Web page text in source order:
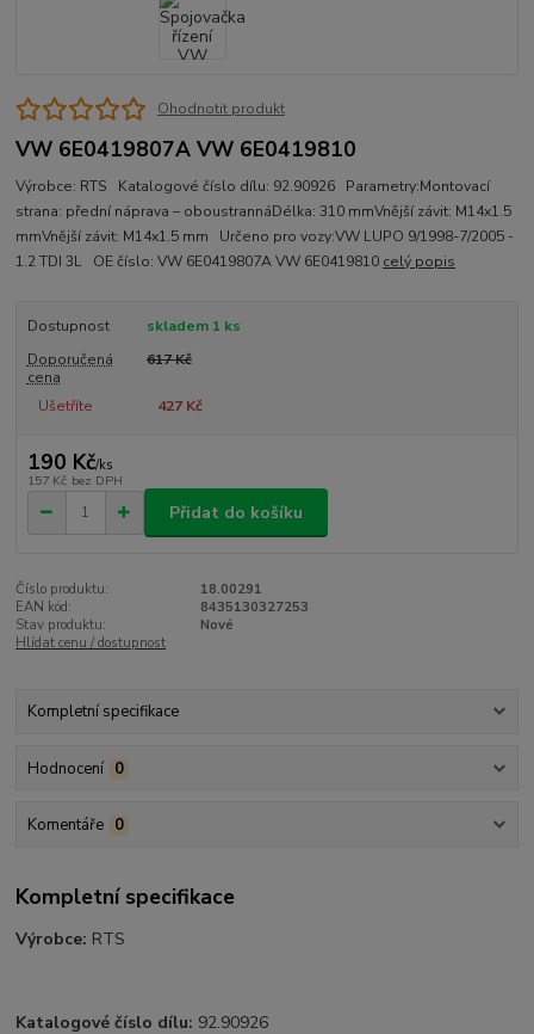
Ohodnotit produkt
VW 6E0419807A VW 6E0419810
Výrobce: RTS Katalogové číslo dílu: 92.90926 Parametry:Montovací
strana: přední náprava – oboustrannáDélka: 310 mmVnější závit: M14x1.5
mmVnější závit: M14x1.5 mm Určeno pro vozy:VW LUPO 9/1998-7/2005 -
1.2 TDI 3L OE číslo: VW 6E0419807A VW 6E0419810 celý popis
Dostupnost
skladem 1 ks
Doporučená
cena
617 Kč
Ušetříte 427 Kč
190 Kč/ks
157 Kč bez DPH
Přidat do košíku
Číslo produktu:
18.00291
EAN kód:
8435130327253
Stav produktu:
Nové
Hlídat cenu / dostupnost
Kompletní specifikace
Hodnocení 0
Komentáře 0
Kompletní specifikace
Výrobce: RTS
Katalogové číslo dílu: 92.90926